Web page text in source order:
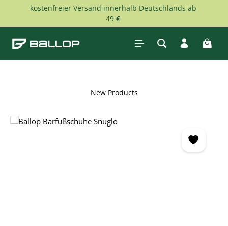
Skip to main content
kostenfreier Versand innerhalb Deutschlands ab
49 €
New Products
Skip image gallery